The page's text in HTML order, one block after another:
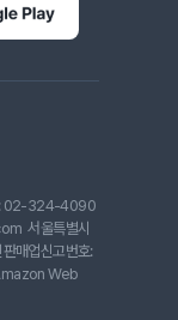
: 02-324-4090
서울특별시
판매업신고번호:
Web